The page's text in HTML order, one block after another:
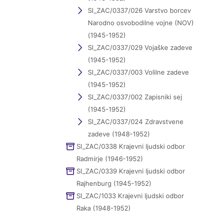
SI_ZAC/0337/026 Varstvo borcev
Narodno osvobodilne vojne (NOV)
(1945-1952)
SI_ZAC/0337/029 Vojaške zadeve
(1945-1952)
SI_ZAC/0337/003 Volilne zadeve
(1945-1952)
SI_ZAC/0337/002 Zapisniki sej
(1945-1952)
SI_ZAC/0337/024 Zdravstvene
zadeve (1948-1952)
SI_ZAC/0338 Krajevni ljudski odbor
Radmirje (1946-1952)
SI_ZAC/0339 Krajevni ljudski odbor
Rajhenburg (1945-1952)
SI_ZAC/1033 Krajevni ljudski odbor
Raka (1948-1952)